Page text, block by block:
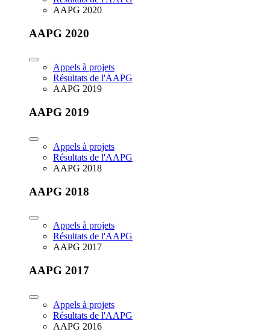
AAPG 2020
AAPG 2020
Appels à projets
Résultats de l'AAPG
AAPG 2019
AAPG 2019
Appels à projets
Résultats de l'AAPG
AAPG 2018
AAPG 2018
Appels à projets
Résultats de l'AAPG
AAPG 2017
AAPG 2017
Appels à projets
Résultats de l'AAPG
AAPG 2016